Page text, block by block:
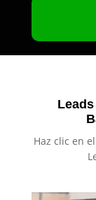
Haz clic en